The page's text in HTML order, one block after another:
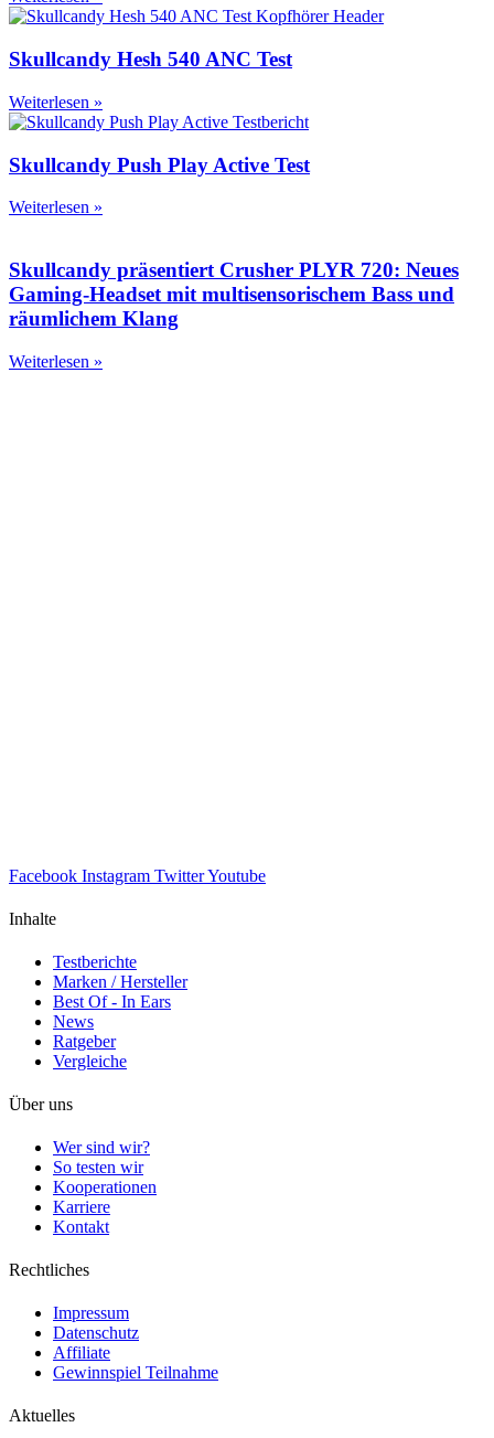
Skullcandy Hesh 540 ANC Test
Weiterlesen »
Skullcandy Push Play Active Test
Weiterlesen »
Skullcandy präsentiert Crusher PLYR 720: Neues
Gaming-Headset mit multisensorischem Bass und
räumlichem Klang
Weiterlesen »
Facebook Instagram TwitterYoutube
Inhalte
Testberichte
Marken / Hersteller
Best Of - In Ears
News
Ratgeber
Vergleiche
Über uns
Wer sind wir?
So testen wir
Kooperationen
Karriere
Kontakt
Rechtliches
Impressum
Datenschutz
Affiliate
Gewinnspiel Teilnahme
Aktuelles